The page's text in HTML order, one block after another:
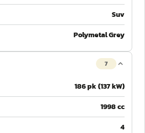
Suv
Polymetal Grey
7
186 pk (137 kW)
1998 cc
4